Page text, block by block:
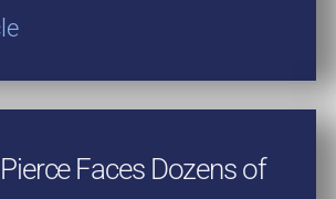
Faces Dozens of